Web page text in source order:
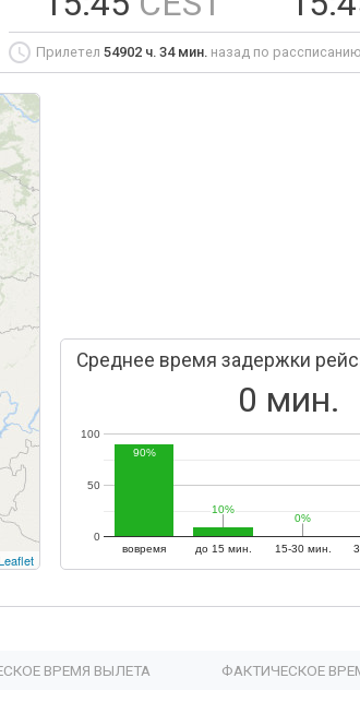
Прилетел 54902 ч. 34 мин. назад по рассписанию
Среднее время задержки
0 мин.
вовремя до 15 мин. 15-30 мин.
0
50
100
90%
10%
10%
0%
0%
ВРЕМЯ ВЫЛЕТА ФАКТИЧЕСКОЕ